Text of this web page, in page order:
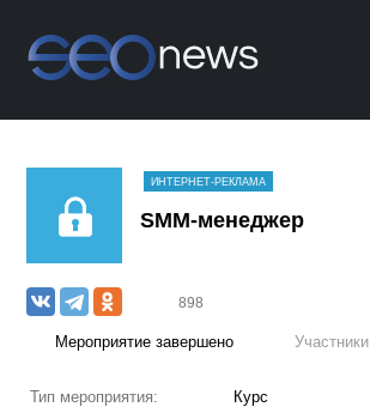
ИНТЕРНЕТ-РЕКЛАМА
SMM-менеджер
898
Мероприятие завершено Участники
Тип мероприятия: Курс